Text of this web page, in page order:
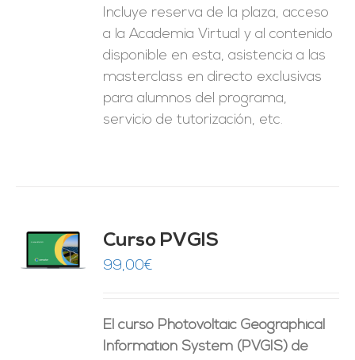
Incluye reserva de la plaza, acceso
a la Academia Virtual y al contenido
disponible en esta, asistencia a las
masterclass en directo exclusivas
para alumnos del programa,
servicio de tutorización, etc.
Curso PVGIS
99,00€
El curso Photovoltaic Geographical
Information System (PVGIS) de